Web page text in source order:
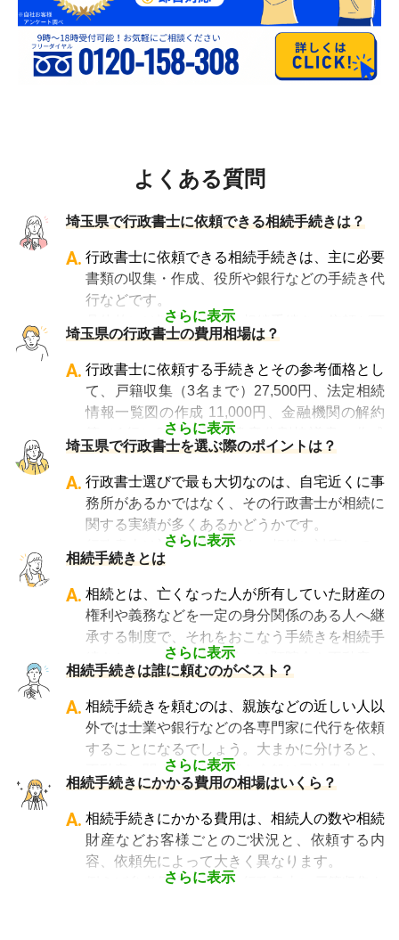
よくある質問
埼玉県で行政書士に依頼できる相続手続きは？
さらに表示
A. 行政書士に依頼できる相続手続きは、主に必要
書類の収集・作成、役所や銀行などの手続き代
行などです。
具体的には以下のような相続手続きの依頼が可
能です。
・遺言書文案の作成
・公正証書遺言の作成手続き
・相続人調査
・法定相続情報一覧図・相続情報関係図の作
成、法定相続情報証明制度の利用申出手続き
・相続財産調査、財産目録の作成
・不在者財産管理人の候補者になること
・遺産分割協議書の作成
・預貯金の相続手続き（相続した預貯金の払戻
し手続き）
名義変更）
・自動車の相続手続き（相続した自動車の名義
変更）
・遺言の執行
埼玉県の行政書士の費用相場は？
さらに表示
A. 行政書士に依頼する手続きとその参考価格とし
て、戸籍収集（3名まで）27,500円、法定相続
情報一覧図の作成 11,000円、金融機関の解約
等（1行）33,000円、遺産分割協議書の作成
88,000円、財産目録の作成 33,000円などがあ
ります。
必要な相続手続きは、お客様ごとに異なりま
す。予算に合わせてご自身で対応できないもの
のみ依頼することも可能です。
「相続費用見積ガイド」では、
い行政書士に、無料で一括見積依頼が可能で
す。ご自身の状況ではいくら費用がかかるの
か、まずは見積を取り寄せてみましょう。
埼玉県で行政書士を選ぶ際のポイントは？
さらに表示
A. 行政書士選びで最も大切なのは、自宅近くに事
務所があるかではなく、その行政書士が相続に
関する実績が多くあるかどうかです。
行政書士は対応分野が広く、相続に対応してい
ない行政書士も多くいます。そのため相続手続
きの経験豊富な行政書士を選ぶことが、スムー
ズで間違いのない相続手続きのために非常に重
要になります。
なお、自宅から離れた場所にある事務所であっ
ても、相続手続きの対応は可能です。
「相続費用見積ガイド」では、
相続手続きに強
い行政書士を多数掲載しており、無料で一括見
積依頼が可能です 。ぜひご利用ください。
相続手続きとは
さらに表示
A. 相続とは、亡くなった人が所有していた財産の
権利や義務などを一定の身分関係のある人へ継
承する制度で、それをおこなう手続きを相続手
続きといいます。具体的には預貯金や不動産、
借金なども含めた亡くなった人の財産を配偶者
や子どもなどの相続人に引き継ぐ手続きのこと
です。相続手続きが大変と言われるのは、その
複雑さや手続きの多さにあります。加えて役所
や銀行などに出向くことも多いことから時間も
手間もかかります。専門家に任せればそういっ
た煩わしさを大幅に減らすことができます。
相続手続きは誰に頼むのがベスト？
さらに表示
A. 相続手続きを頼むのは、親族などの近しい人以
外では士業や銀行などの各専門家に代行を依頼
することになるでしょう。大まかに分けると、
不動産に関する相続手続き全般は司法書士、戸
籍謄本の収集、預貯金口座・車などの名義変更
手続きを任せたい場合は行政書士、相続税申告
や節税対策の検討は税理士、相続人の間で争い
やトラブルになっている場合は弁護士というよ
うに状況別に頼むのがベストです。
相続手続きにかかる費用の相場はいくら？
さらに表示
A. 相続手続きにかかる費用は、相続人の数や相続
財産などお客様ごとのご状況と、依頼する内
容、依頼先によって大きく異なります。
例えば参考価格として、行政書士に戸籍収集を